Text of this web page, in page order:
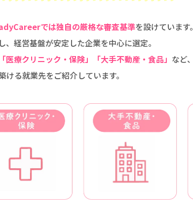
では独自の厳格な審査基準を設けています。
経営基盤が安定した企業を中心に選定。
医療クリニック・保険」「大手不動産・食品」 など、
ける就業先をご紹介しています。